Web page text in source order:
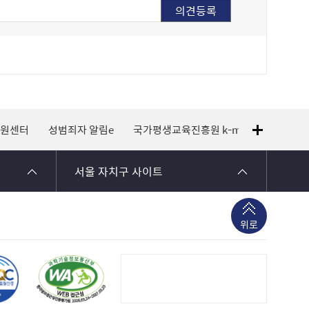
센터 성범죄자 알림e 국가평생교육진흥원 k-mooc
서울 자치구 사이트
위로